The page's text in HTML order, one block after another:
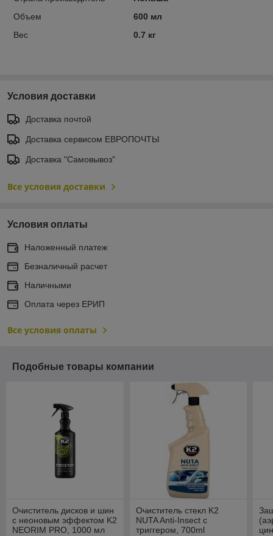
Объем
600 мл
Вес
0.7 кг
Условия доставки
Доставка почтой
Доставка сервисом ЕВРОПОЧТЫ
Доставка "Самовывоз"
Все условия доставки
Условия оплаты
Наложенный платеж
Безналичный расчет
Наличными
Оплата через ЕРИП
Все условия оплаты
Подобные товары компании
Очиститель дисков и шин
с неоновым эффектом K2
NEORIM PRO, 1000 мл
Очиститель стекл K2
NUTA Anti-Insect с
триггером, 700ml